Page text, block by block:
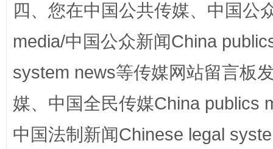
扯下公款旅游的“隐身衣”
四、您在中国公共传媒、中国公
media/中国公众新闻China
system news等传媒网站留言板
媒、中国全民传媒China publics
中国法制新闻Chinese legal